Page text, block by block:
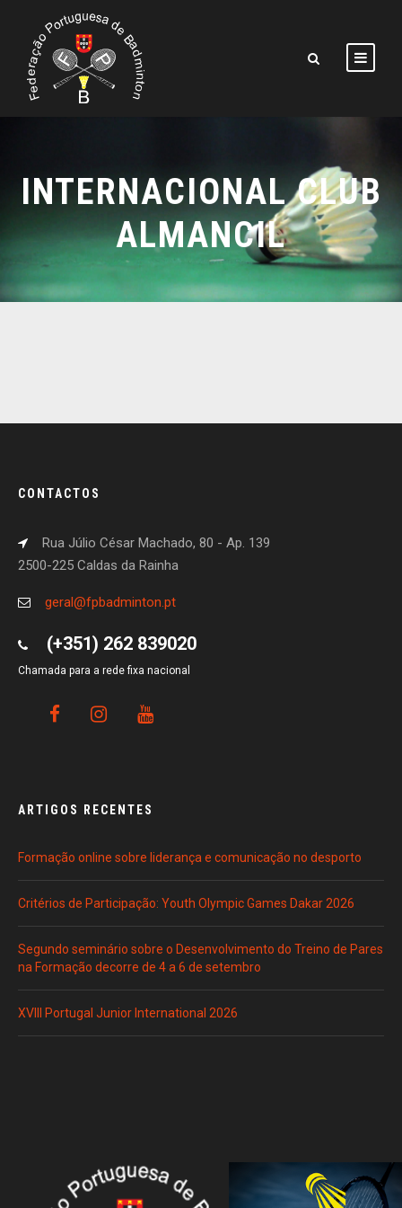
INTERNACIONAL CLUB
ALMANCIL
CONTACTOS
Rua Júlio César Machado, 80 - Ap. 139
2500-225 Caldas da Rainha
geral@fpbadminton.pt
(+351) 262 839020
Chamada para a rede fixa nacional
ARTIGOS RECENTES
Formação online sobre liderança e comunicação no desporto
Critérios de Participação: Youth Olympic Games Dakar 2026
Segundo seminário sobre o Desenvolvimento do Treino de Pares
na Formação decorre de 4 a 6 de setembro
XVIII Portugal Junior International 2026